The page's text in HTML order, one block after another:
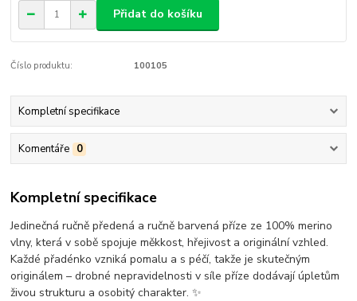
Přidat do košíku
Číslo produktu: 100105
Kompletní specifikace
Komentáře 0
Kompletní specifikace
Jedinečná ručně předená a ručně barvená příze ze 100% merino
vlny, která v sobě spojuje měkkost, hřejivost a originální vzhled.
Každé přadénko vzniká pomalu a s péčí, takže je skutečným
originálem – drobné nepravidelnosti v síle příze dodávají úpletům
živou strukturu a osobitý charakter. ✨